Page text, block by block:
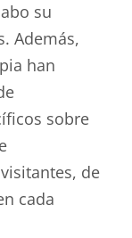
su
Además,
han
sobre
de
cada